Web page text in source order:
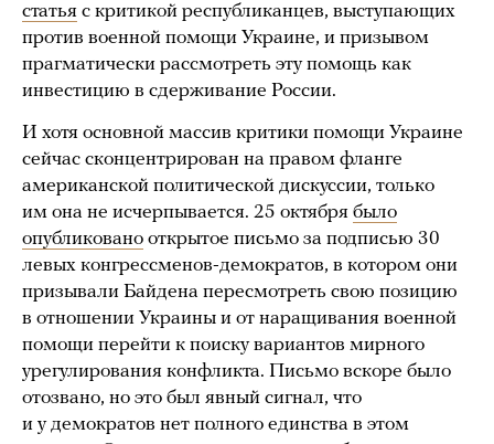
статья с критикой республиканцев, выступающих
против военной помощи Украине, и призывом
прагматически рассмотреть эту помощь как
инвестицию в сдерживание России.
И хотя основной массив критики помощи Украине
сейчас сконцентрирован на правом фланге
американской политической дискуссии, только
им она не исчерпывается. 25 октября было
опубликовано открытое письмо за подписью 30
левых конгрессменов-демократов, в котором они
призывали Байдена пересмотреть свою позицию
в отношении Украины и от наращивания военной
помощи перейти к поиску вариантов мирного
урегулирования конфликта. Письмо вскоре было
отозвано, но это был явный сигнал, что
и у демократов нет полного единства в этом